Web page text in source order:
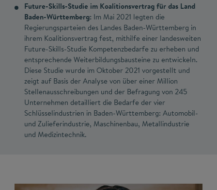
Future-Skills-Studie im Koalitionsvertrag für das Land
Baden-Württemberg: Im Mai 2021 legten die
Regierungsparteien des Landes Baden-Württemberg in
ihrem Koalitionsvertrag fest, mithilfe einer landesweiten
Future-Skills-Studie Kompetenzbedarfe zu erheben und
entsprechende Weiterbildungsbausteine zu entwickeln.
Diese Studie wurde im Oktober 2021 vorgestellt und
zeigt auf Basis der Analyse von über einer Million
Stellenausschreibungen und der Befragung von 245
Unternehmen detailliert die Bedarfe der vier
Schlüsselindustrien in Baden-Württemberg: Automobil-
und Zulieferindustrie, Maschinenbau, Metallindustrie
und Medizintechnik.